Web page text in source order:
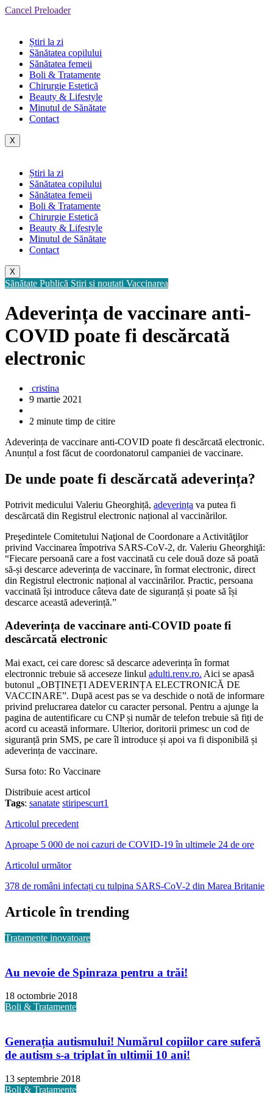
Cancel Preloader
Știri la zi
Sănătatea copilului
Sănătatea femeii
Boli & Tratamente
Chirurgie Estetică
Beauty & Lifestyle
Minutul de Sănătate
Contact
X
Știri la zi
Sănătatea copilului
Sănătatea femeii
Boli & Tratamente
Chirurgie Estetică
Beauty & Lifestyle
Minutul de Sănătate
Contact
X
Sănătate Publică Stiri si noutati Vaccinarea
Adeverința de vaccinare anti-
COVID poate fi descărcată
electronic
cristina
9 martie 2021
2 minute timp de citire
Adeverința de vaccinare anti-COVID poate fi descărcată electronic.
Anunțul a fost făcut de coordonatorul campaniei de vaccinare.
De unde poate fi descărcată adeverința?
Potrivit medicului Valeriu Gheorghiță, adeverința va putea fi
descărcată din Registrul electronic național al vaccinărilor.
Preşedintele Comitetului Naţional de Coordonare a Activităţilor
privind Vaccinarea împotriva SARS-CoV-2, dr. Valeriu Gheorghiţă:
“Fiecare persoană care a fost vaccinată cu cele două doze să poată
să-și descarce adeverința de vaccinare, în format electronic, direct
din Registrul electronic național al vaccinărilor. Practic, persoana
vaccinată își introduce câteva date de siguranță și poate să își
descarce această adeverință.”
Adeverința de vaccinare anti-COVID poate fi
descărcată electronic
Mai exact, cei care doresc să descarce adeverința în format
electronnic trebuie să acceseze linkul adulti.renv.ro. Aici se apasă
butonul „OBȚINEȚI ADEVERINȚA ELECTRONICĂ DE
VACCINARE”. După acest pas se va deschide o notă de informare
privind prelucrarea datelor cu caracter personal. Pentru a ajunge la
pagina de autentificare cu CNP și număr de telefon trebuie să fiți de
acord cu această informare. Ulterior, doritorii primesc un cod de
siguranță prin SMS, pe care îl introduce și apoi va fi disponibilă și
adeverința de vaccinare.
Sursa foto: Ro Vaccinare
Distribuie acest articol
Tags: sanatate stiripescurt1
Articolul precedent
Aproape 5 000 de noi cazuri de COVID-19 în ultimele 24 de ore
Articolul următor
378 de români infectați cu tulpina SARS-CoV-2 din Marea Britanie
Articole în trending
Tratamente inovatoare
Au nevoie de Spinraza pentru a trăi!
18 octombrie 2018
Boli & Tratamente
Generația autismului! Numărul copiilor care suferă
de autism s-a triplat în ultimii 10 ani!
13 septembrie 2018
Boli & Tratamente